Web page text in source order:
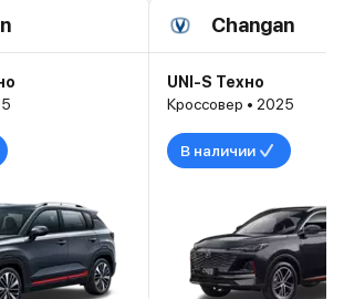
Changan
UNI-S Техно
Кроссовер • 2025
В наличии